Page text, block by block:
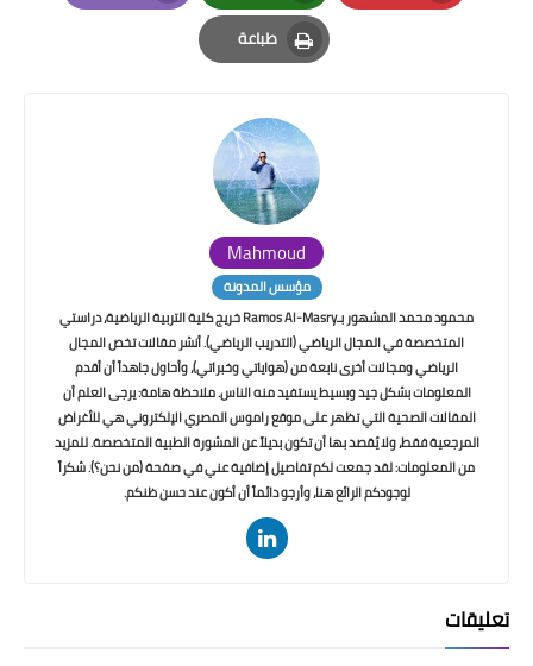
Pinterest
Whatsapp
Email
طباعة
Print
Mahmoud
مؤسس المدونة
محمود محمد المشهور بـRamos Al-Masry خريج كلية التربية الرياضية، دراستي
المتخصصة في المجال الرياضي (التدريب الرياضي). أنشر مقالات تخص المجال
الرياضي ومجالات أخرى نابعة من (هواياتي وخبراتي)، وأحاول جاهداً أن أقدم
المعلومات بشكل جيد وبسيط يستفيد منه الناس. ملاحظة هامة: يرجى العلم أن
المقالات الصحية التي تظهر على موقع راموس المصري الإلكتروني هي للأغراض
المرجعية فقط، ولا يُقصد بها أن تكون بديلاً عن المشورة الطبية المتخصصة. للمزيد
من المعلومات: لقد جمعت لكم تفاصيل إضافية عني في صفحة (من نحن؟). شكراً
لوجودكم الرائع هنا، وأرجو دائماً أن أكون عند حسن ظنكم.
تعليقات